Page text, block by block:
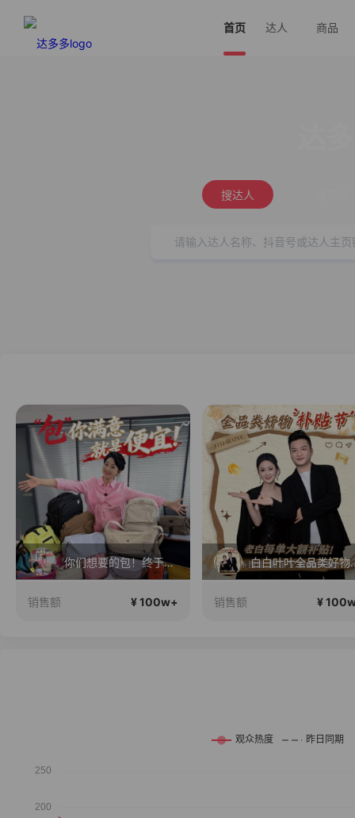
首页 达人 商品
搜达人
你们想要的包！终于来了！包你满意！
销售额 ¥ 100w+
白白叶
销售额 ¥